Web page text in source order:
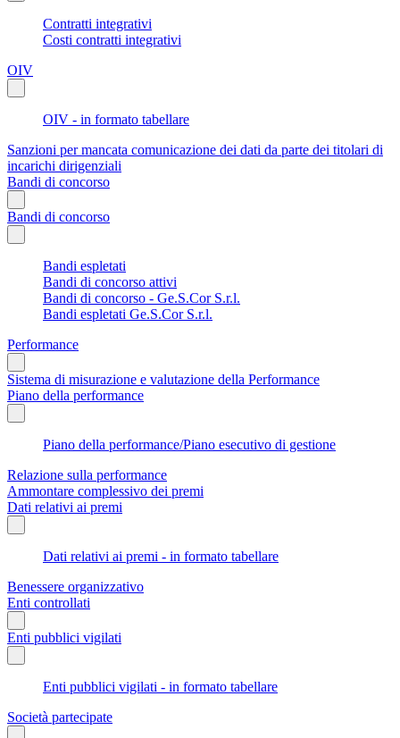
Contratti integrativi
Costi contratti integrativi
OIV
OIV - in formato tabellare
Sanzioni per mancata comunicazione dei dati da parte dei titolari di
incarichi dirigenziali
Bandi di concorso
Bandi di concorso
Bandi espletati
Bandi di concorso attivi
Bandi di concorso - Ge.S.Cor S.r.l.
Bandi espletati Ge.S.Cor S.r.l.
Performance
Sistema di misurazione e valutazione della Performance
Piano della performance
Piano della performance/Piano esecutivo di gestione
Relazione sulla performance
Ammontare complessivo dei premi
Dati relativi ai premi
Dati relativi ai premi - in formato tabellare
Benessere organizzativo
Enti controllati
Enti pubblici vigilati
Enti pubblici vigilati - in formato tabellare
Società partecipate